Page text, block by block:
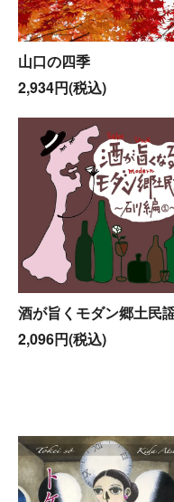
山口の四季
2,934円(税込)
酒が旨くモダン郷土民
2,096円(税込)